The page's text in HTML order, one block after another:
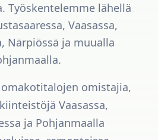
Työskentelemme lähellä
Vaasassa,
Närpiössä ja muualla
omistajia,
Vaasassa,
ja Pohjanmaalla